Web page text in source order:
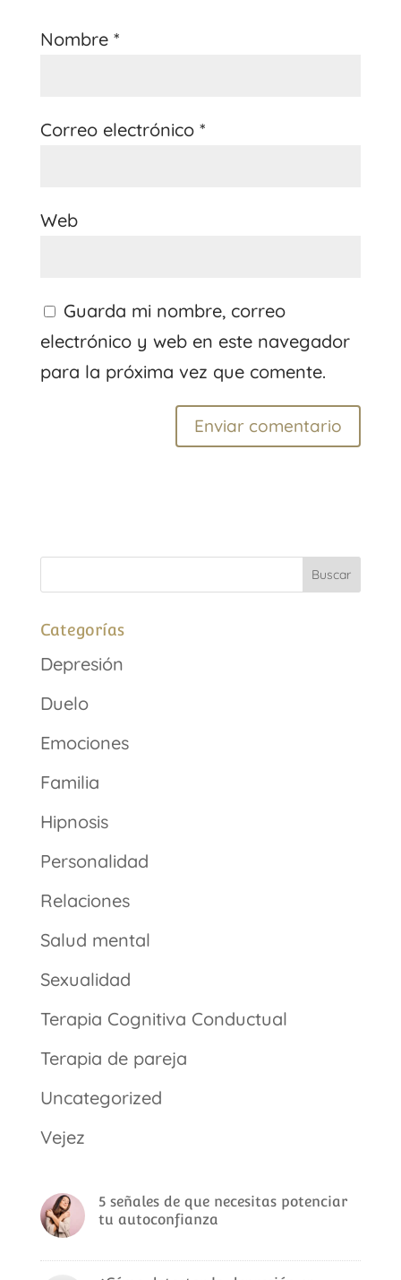
Nombre *
Correo electrónico *
Web
Guarda mi nombre, correo
electrónico y web en este navegador
para la próxima vez que comente.
Categorías
Depresión
Duelo
Emociones
Familia
Hipnosis
Personalidad
Relaciones
Salud mental
Sexualidad
Terapia Cognitiva Conductual
Terapia de pareja
Uncategorized
Vejez
5 señales de que necesitas potenciar
tu autoconfianza